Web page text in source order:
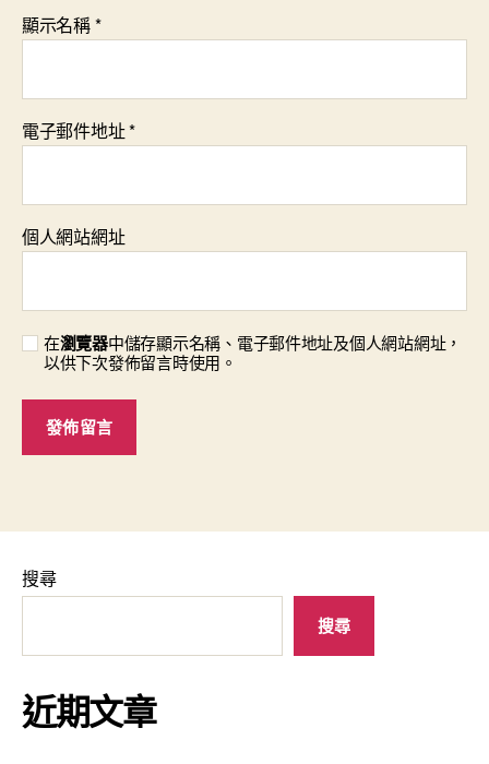
顯示名稱*
電子郵件地址*
個人網站網址
在瀏覽器中儲存顯示名稱、電子郵件地址及個人網站網址，
以供下次發佈留言時使用。
搜尋
搜尋
近期文章